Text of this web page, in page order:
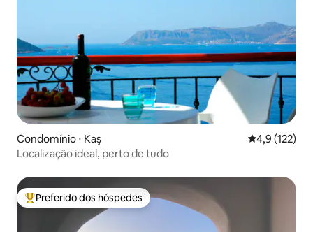
Condomínio ⋅ Kaş 4,9 de uma
4,9 (122)
Localização ideal, perto de tudo
Entre os melhores preferidos dos hóspedes
Preferido dos hóspedes